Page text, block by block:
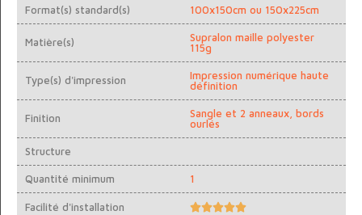
Format(s) standard(s) 100x150cm ou 150x225cm
Matière(s)
Supralon maille polyester
115g
Type(s) d'impression
Impression numérique haute
définition
Finition
Sangle et 2 anneaux, bords
ourlés
Structure
Quantité minimum 1
Facilité d'installation 